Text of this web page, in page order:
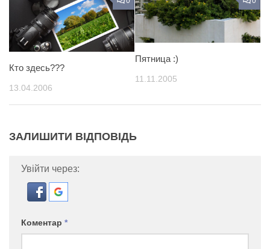
Кто здесь???
13.04.2006
Пятница :)
11.11.2005
ЗАЛИШИТИ ВІДПОВІДЬ
Увійти через:
Коментар *